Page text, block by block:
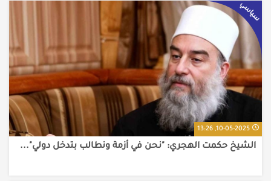
سياسي
10-05-2025, 13:26
الشيخ حكمت الهجري: "نحن في أزمة ونطالب بتدخل دولي"...